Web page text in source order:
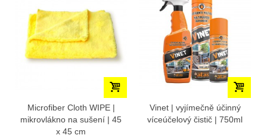
Microfiber Cloth WIPE |
mikrovlákno na sušení | 45
x 45 cm
Vinet | vyjímečně účinný
víceúčelový čistič | 750ml